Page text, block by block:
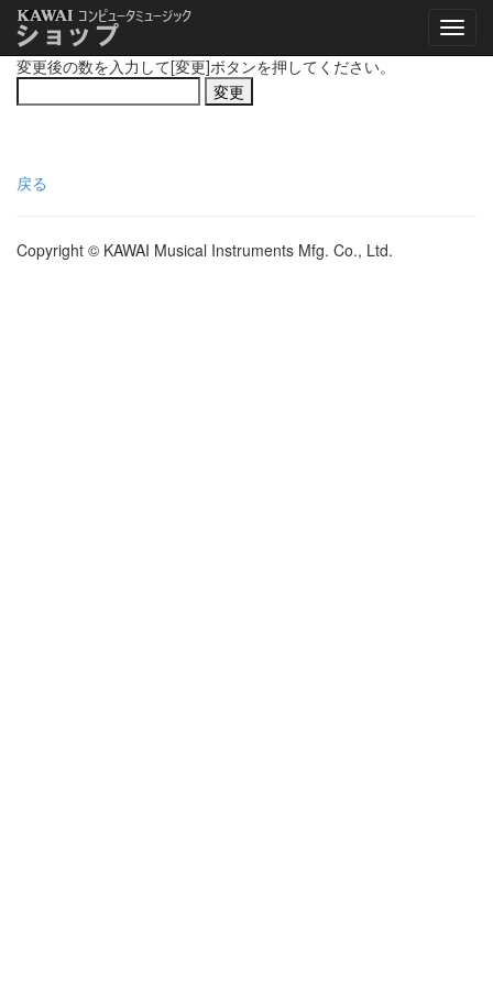
変更後の数を入力して[変更]ボタンを押してください。
戻る
Copyright © KAWAI Musical Instruments Mfg. Co., Ltd.